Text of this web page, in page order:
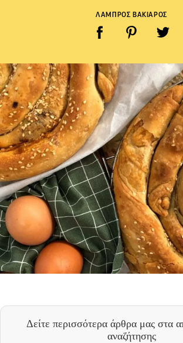
ΛΑΜΠΡΟΣ ΒΑΚΙΑΡΟΣ
Δείτε περισσότερα άρθρα μας στα
αναζήτησης